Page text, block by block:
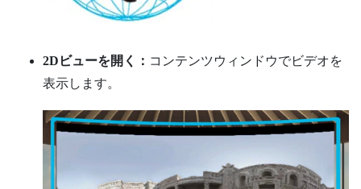
2Dビューを開く： コンテンツウィンドウでビデオを
表示します。